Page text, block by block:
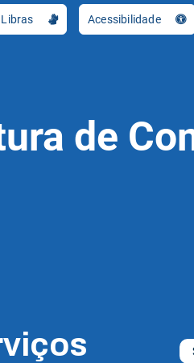
Libras Acessibilidade
de